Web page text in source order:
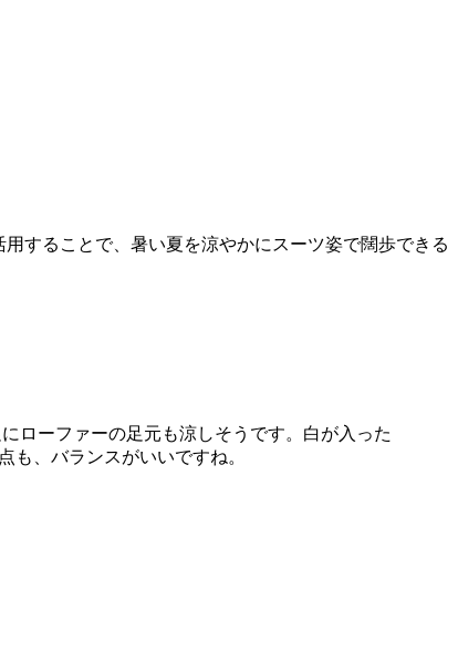
することで、暑い夏を涼やかにスーツ姿で闊歩できる
ローファーの足元も涼しそうです。白が入った
、バランスがいいですね。